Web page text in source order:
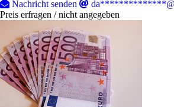
Nachricht senden
Preis erfragen / nicht angegeben